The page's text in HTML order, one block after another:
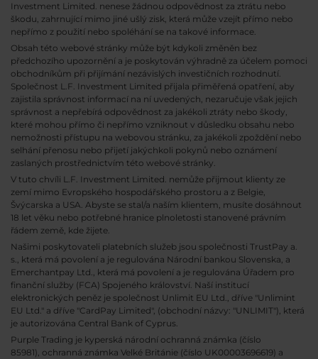
Investment Limited. nenese žádnou odpovědnost za ztrátu nebo
škodu, zahrnující mimo jiné ušlý zisk, která může vzejít přímo nebo
nepřímo z použití nebo spoléhání se na takové informace.
Obsah této webové stránky může být kdykoli změněn bez
předchozího upozornění a je poskytován výhradně za účelem pomoci
obchodníkům při přijímání nezávislých investičních rozhodnutí.
Společnost L.F. Investment Limited přijala přiměřená opatření, aby
zajistila správnost informací na ní uvedených, nezaručuje však jejich
správnost a nepřebírá odpovědnost za jakékoli ztráty nebo škody,
které mohou přímo či nepřímo vzniknout v důsledku obsahu nebo
nemožnosti přístupu na webovou stránku, za jakékoli zpoždění nebo
selhání přenosu nebo přijetí jakýchkoli pokynů nebo oznámení
zaslaných prostřednictvím této webové stránky.
V tuto chvíli L.F. Investment Limited. nemůže přijmout klienty ze
zemí mimo Evropského hospodářského prostoru a z Belgie,
Švýcarska a USA. Abyste se stal/a naším klientem, musíte dosáhnout
18 let věku nebo potřebné hranice plnoletosti stanovené právním
řádem země, kde žijete.
Našimi poskytovateli platebních služeb jsou společnosti TrustPay a.
s., která má povolení a je regulována Národní bankou Slovenska, a
Emerchantpay Ltd., která má povolení a je regulována Úřadem pro
finanční služby (FCA) Spojeného království. Naší institucí
elektronických peněz je společnost Unlimit EU Ltd., dříve "Unlimint
EU Ltd." a dříve "CardPay Limited", (obchodní názvy: "UNLIMIT"), která
je autorizována Central Bank of Cyprus.
Purple Trading je kyperská národní ochranná známka (číslo
85981), ochranná známka Velké Británie (číslo UK00003696619) a